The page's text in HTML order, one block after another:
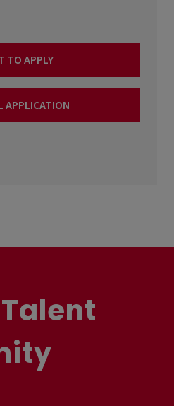
TO APPLY
APPLICATION